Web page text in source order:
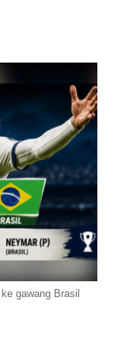
gawang Brasil